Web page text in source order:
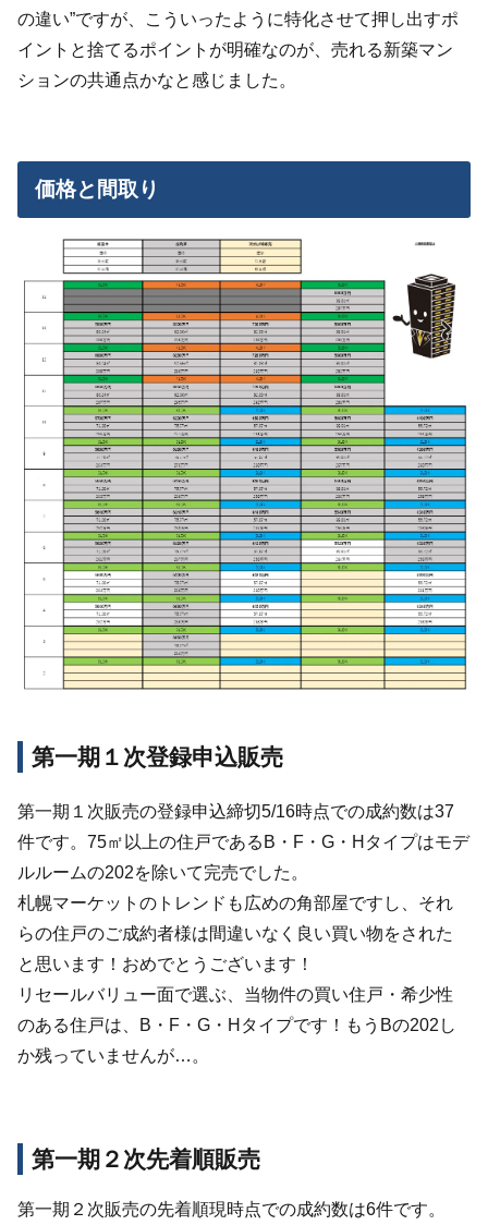
の違い”ですが、こういったように特化させて押し出すポ
イントと捨てるポイントが明確なのが、売れる新築マン
ションの共通点かなと感じました。
価格と間取り
第一期１次登録申込販売
第一期１次販売の登録申込締切5/16時点での成約数は37
件です。75㎡以上の住戸であるB・F・G・Hタイプはモデ
ルルームの202を除いて完売でした。
札幌マーケットのトレンドも広めの角部屋ですし、それ
らの住戸のご成約者様は間違いなく良い買い物をされた
と思います！おめでとうございます！
リセールバリュー面で選ぶ、当物件の買い住戸・希少性
のある住戸は、B・F・G・Hタイプです！もうBの202し
か残っていませんが…。
第一期２次先着順販売
第一期２次販売の先着順現時点での成約数は6件です。